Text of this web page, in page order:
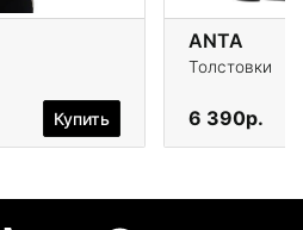
Купить
ANTA
Толстовки
6 390р.